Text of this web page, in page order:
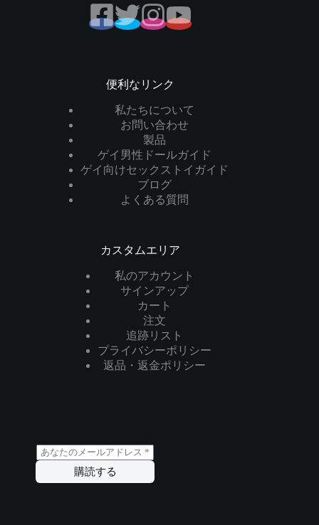
便利なリンク
私たちについて
お問い合わせ
製品
ゲイ男性ドールガイド
ゲイ向けセックストイガイド
ブログ
よくある質問
カスタムエリア
私のアカウント
サインアップ
カート
注文
追跡リスト
プライバシーポリシー
返品・返金ポリシー
メ
ー
ル
購読する